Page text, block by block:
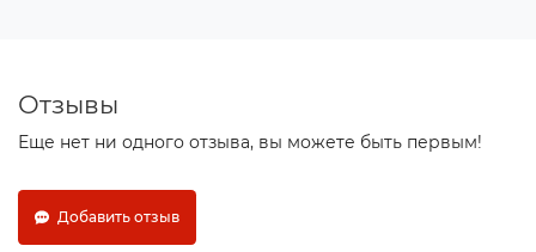
Отзывы
Еще нет ни одного отзыва, вы можете быть первым!
Добавить отзыв